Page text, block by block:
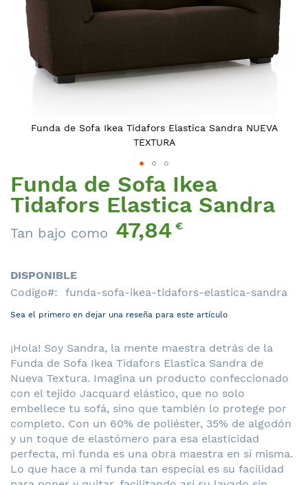
Funda de Sofa Ikea
Tidafors Elastica Sandra
Tan bajo como 47,84€
DISPONIBLE
Codigo
funda-sofa-ikea-tidafors-elastica-sandra
Sea el primero en dejar una reseña para este artículo
¡Hola! Soy Sandra, la mente maestra detrás de la
Funda de Sofa Ikea Tidafors Elastica Sandra de
Nueva Textura. Imagina un producto confeccionado
con el tejido Jacquard elástico, que no solo
embellece tu sofá, sino que también lo protege por
completo. Con un 60% de poliéster, 35% de algodón
y un toque de elastómero para esa elasticidad
perfecta, mi funda es una obra maestra en sí misma.
Lo que hace a mi funda tan especial es su facilidad
Funda de Sofa Ikea Tidafors Elastica Sandra NUEVA
TEXTURA
Saltar
al
comienzo
de
la
de
imágenes